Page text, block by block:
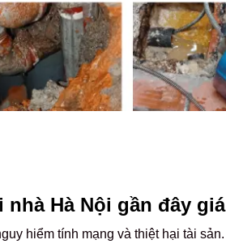
Hà Nội gần đây
hiểm tính mạng và thiệt hại tài sản.